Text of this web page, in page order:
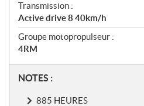
Transmission :
Active drive 8 40km/h
Groupe motopropulseur :
4RM
N
NOTES :
885 HEURES